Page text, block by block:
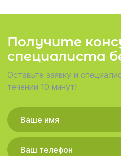
Получите
специалиста
Оставьте заявку и
течении 10 минут!